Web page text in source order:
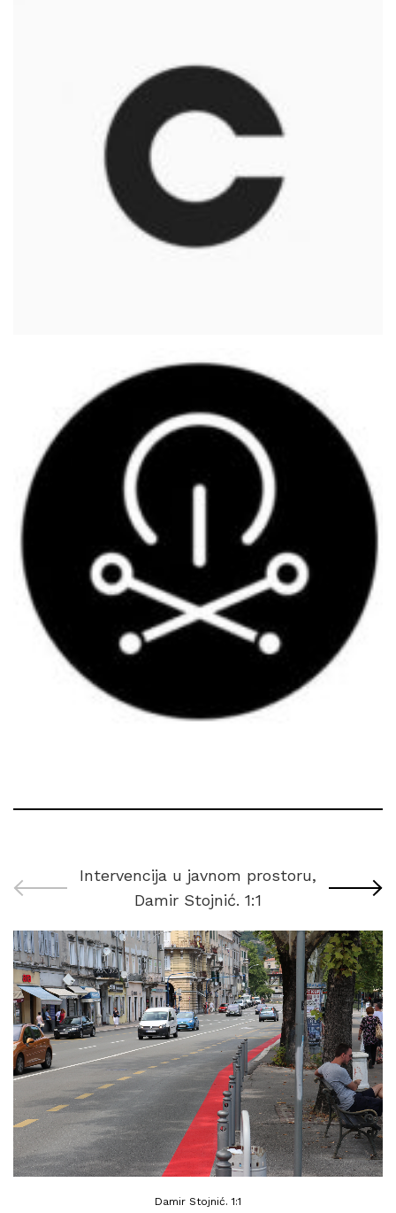
Intervencija u javnom prostoru,
Damir Stojnić. 1:1
Damir Stojnić. 1:1